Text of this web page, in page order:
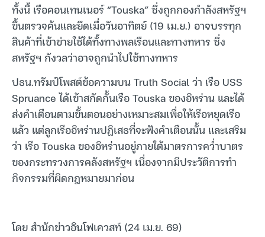
ทั้งนี้ เรือคอนเทนเนอร์ “Touska” ซึ่งถูกกองกำลังสหรัฐฯ
ขึ้นตรวจค้นและยึดเมื่อวันอาทิตย์ (19 เม.ย.) อาจบรรทุก
สินค้าที่เข้าข่ายใช้ได้ทั้งทางพลเรือนและทางทหาร ซึ่ง
สหรัฐฯ กังวลว่าอาจถูกนำไปใช้ทางทหาร
ปธน.ทรัมป์โพสต์ข้อความบน Truth Social ว่า เรือ USS
Spruance ได้เข้าสกัดกั้นเรือ Touska ของอิหร่าน และได้
ส่งคำเตือนตามขั้นตอนอย่างเหมาะสมเพื่อให้เรือหยุดเรือ
แล้ว แต่ลูกเรืออิหร่านปฏิเสธที่จะฟังคำเตือนนั้น และเสริม
ว่า เรือ Touska ของอิหร่านอยู่ภายใต้มาตรการคว่ำบาตร
ของกระทรวงการคลังสหรัฐฯ เนื่องจากมีประวัติการทำ
กิจกรรมที่ผิดกฎหมายมาก่อน
โดย สำนักข่าวอินโฟเควสท์ (24 เม.ย. 69)